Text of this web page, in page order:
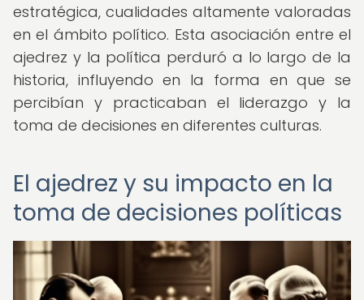
estratégica, cualidades altamente valoradas
en el ámbito político. Esta asociación entre el
ajedrez y la política perduró a lo largo de la
historia, influyendo en la forma en que se
percibían y practicaban el liderazgo y la
toma de decisiones en diferentes culturas.
El ajedrez y su impacto en la
toma de decisiones políticas